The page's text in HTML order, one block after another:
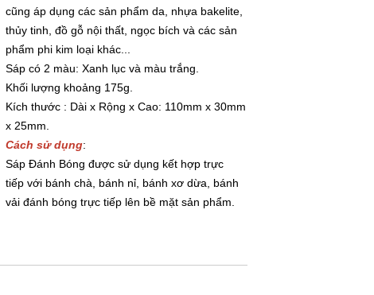
cũng áp dụng các sản phẩm da, nhựa bakelite,
thủy tinh, đồ gỗ nội thất, ngọc bích và các sản
phẩm phi kim loại khác...
Sáp có 2 màu: Xanh lục và màu trắng.
Khối lượng khoảng 175g.
Kích thước : Dài x Rộng x Cao: 110mm x 30mm
x 25mm.
Cách sử dụng:
Sáp Đánh Bóng được sử dụng kết hợp trực
tiếp với bánh chà, bánh nỉ, bánh xơ dừa, bánh
vải đánh bóng trực tiếp lên bề mặt sản phẩm.